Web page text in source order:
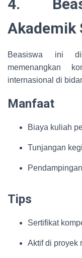
4.
Akademik
Beasiswa ini
memenangkan
internasional di
Manfaat
Biaya kuliah
Tunjangan
Tips
Sertifikat
Aktif di proyek